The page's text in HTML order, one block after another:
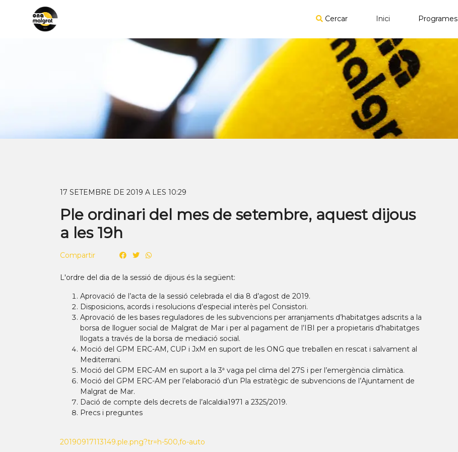
Cercar Inici Programes
17 SETEMBRE DE 2019 A LES 10:29
Ple ordinari del mes de setembre, aquest dijous
a les 19h
Compartir
L'ordre del dia de la sessió de dijous és la següent:
Aprovació de l’acta de la sessió celebrada el dia 8 d’agost de 2019.
Disposicions, acords i resolucions d’especial interès pel Consistori.
Aprovació de les bases reguladores de les subvencions per arranjaments d’habitatges adscrits a la
borsa de lloguer social de Malgrat de Mar i per al pagament de l’IBI per a propietaris d’habitatges
llogats a través de la borsa de mediació social.
Moció del GPM ERC-AM, CUP i JxM en suport de les ONG que treballen en rescat i salvament al
Mediterrani.
Moció del GPM ERC-AM en suport a la 3ª vaga pel clima del 27S i per l’emergència climàtica.
Moció del GPM ERC-AM per l’elaboració d’un Pla estratègic de subvencions de l’Ajuntament de
Malgrat de Mar.
Dació de compte dels decrets de l’alcaldia1971 a 2325/2019.
Precs i preguntes
20190917113149.ple.png?tr=h-500,fo-auto